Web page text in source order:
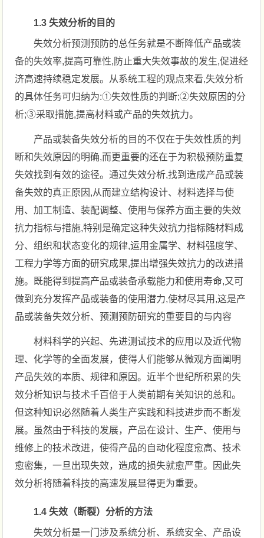
1.3 失效分析的目的
失效分析预测预防的总任务就是不断降低产品或装
备的失效率,提高可靠性,防止重大失效事故的发生,促进经
济高速持续稳定发展。从系统工程的观点来看,失效分析
的具体任务可归纳为:①失效性质的判断;②失效原因的分
析;③采取措施,提高材料或产品的失效抗力。
产品或装备失效分析的目的不仅在于失效性质的判
断和失效原因的明确,而更重要的还在于为积极预防重复
失效找到有效的途径。通过失效分析,找到造成产品或装
备失效的真正原因,从而建立结构设计、材料选择与使
用、加工制造、装配调整、使用与保养方面主要的失效
抗力指标与措施,特别是确定这种失效抗力指标随材料成
分、组织和状态变化的规律,运用金属学、材料强度学、
工程力学等方面的研究成果,提出增强失效抗力的改进措
施。既能得到提高产品或装备承载能力和使用寿命,又可
做到充分发挥产品或装备的使用潜力,使材尽其用,这是产
品或装备失效分析、预测预防研究的重要目的与内容
材料科学的兴起、先进测试技术的应用以及近代物
理、化学等的全面发展，使得人们能够从微观方面阐明
产品失效的本质、规律和原因。近半个世纪所积累的失
效分析知识与技术千百倍于人类前期有关知识的总和。
但这种知识必然随着人类生产实践和科技进步而不断发
展。虽然由于科技的发展，产品在设计、生产、使用与
维修上的技术改进，使得产品的自动化程度愈高、技术
愈密集，一旦出现失效，造成的损失就愈严重。因此失
效分析将随着科技的高速发展显得更为重要。
1.4 失效（断裂）分析的方法
失效分析是一门涉及系统分析、系统安全、产品设